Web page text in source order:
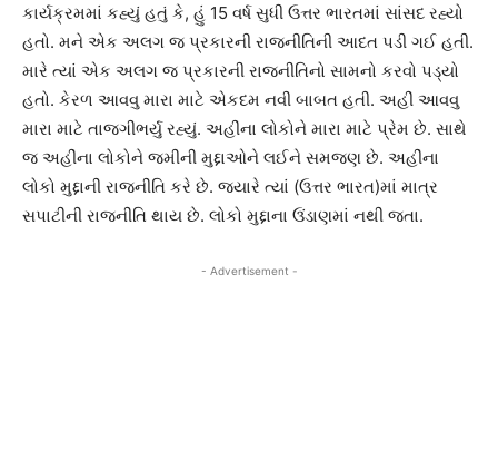
કાર્યક્રમમાં કહ્યું હતું કે, હું 15 વર્ષ સુધી ઉત્તર ભારતમાં સાંસદ રહ્યો
હતો. મને એક અલગ જ પ્રકારની રાજનીતિની આદત પડી ગઈ હતી.
મારે ત્યાં એક અલગ જ પ્રકારની રાજનીતિનો સામનો કરવો પડ્યો
હતો. કેરળ આવવુ મારા માટે એકદમ નવી બાબત હતી. અહીં આવવુ
મારા માટે તાજગીભર્યુ રહ્યું. અહીંના લોકોને મારા માટે પ્રેમ છે. સાથે
જ અહીંના લોકોને જમીની મુદ્દાઓને લઈને સમજણ છે. અહીંના
લોકો મુદ્દાની રાજનીતિ કરે છે. જ્યારે ત્યાં (ઉત્તર ભારત)માં માત્ર
સપાટીની રાજનીતિ થાય છે. લોકો મુદ્દાના ઉંડાણમાં નથી જતા.
- Advertisement -